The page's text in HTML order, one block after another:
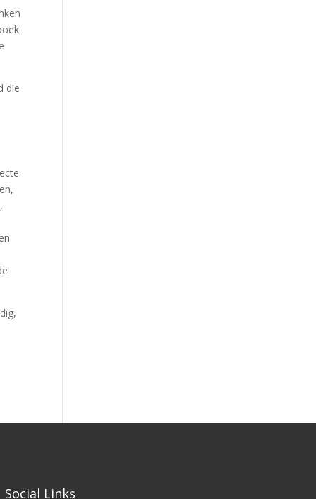
die
Social Links